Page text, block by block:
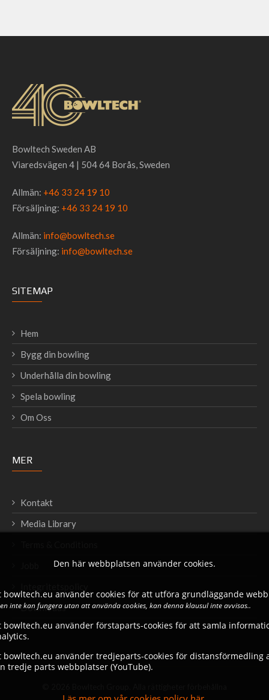
Bowltech Sweden AB
Viaredsvägen 4 | 504 64 Borås, Sweden
Allmän: +46 33 24 19 10
Försäljning: +46 33 24 19 10
Allmän: info@bowltech.se
Försäljning: info@bowltech.se
SITEMAP
Hem
Bygg din bowling
Underhålla din bowling
Spela bowling
Om Oss
MER
Kontakt
Media Library
Downloads
Den här webbplatsen använder cookies.
bowltech.eu använder cookies för att utföra grundläggande
inte kan fungera utan att använda cookies, kan denna klausul inte avvisas..
bowltech.eu använder förstaparts-cookies för att samla
bowltech.eu använder tredjeparts-cookies för distansförmedling
tredje parts webbplatser (YouTube).